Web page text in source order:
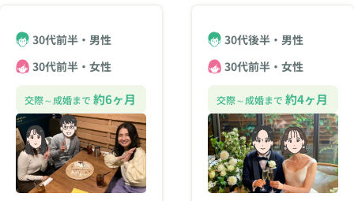
30代前半・男性
30代前半・女性
交際～成婚まで 約6ヶ月
30代後半・男性
30代前半・女性
交際～成婚まで 約4ヶ月